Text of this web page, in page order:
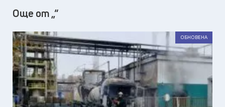
Още от „“
ОБНОВЕНА